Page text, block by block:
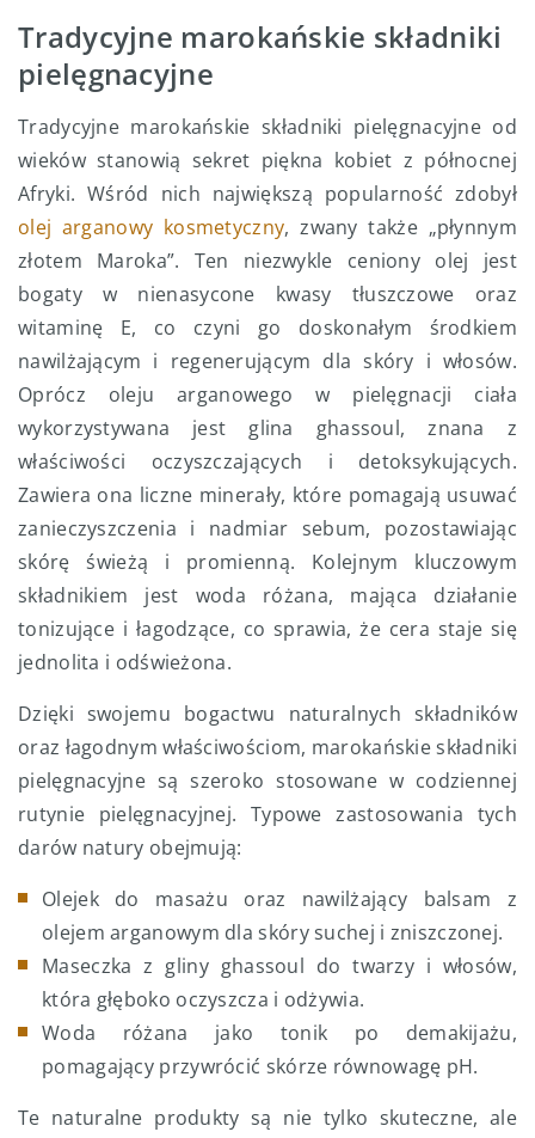
Tradycyjne marokańskie składniki
pielęgnacyjne
Tradycyjne marokańskie składniki pielęgnacyjne od
wieków stanowią sekret piękna kobiet z północnej
Afryki. Wśród nich największą popularność zdobył
olej arganowy kosmetyczny, zwany także „płynnym
złotem Maroka”. Ten niezwykle ceniony olej jest
bogaty w nienasycone kwasy tłuszczowe oraz
witaminę E, co czyni go doskonałym środkiem
nawilżającym i regenerującym dla skóry i włosów.
Oprócz oleju arganowego w pielęgnacji ciała
wykorzystywana jest glina ghassoul, znana z
właściwości oczyszczających i detoksykujących.
Zawiera ona liczne minerały, które pomagają usuwać
zanieczyszczenia i nadmiar sebum, pozostawiając
skórę świeżą i promienną. Kolejnym kluczowym
składnikiem jest woda różana, mająca działanie
tonizujące i łagodzące, co sprawia, że cera staje się
jednolita i odświeżona.
Dzięki swojemu bogactwu naturalnych składników
oraz łagodnym właściwościom, marokańskie składniki
pielęgnacyjne są szeroko stosowane w codziennej
rutynie pielęgnacyjnej. Typowe zastosowania tych
darów natury obejmują:
Olejek do masażu oraz nawilżający balsam z
olejem arganowym dla skóry suchej i zniszczonej.
Maseczka z gliny ghassoul do twarzy i włosów,
która głęboko oczyszcza i odżywia.
Woda różana jako tonik po demakijażu,
pomagający przywrócić skórze równowagę pH.
Te naturalne produkty są nie tylko skuteczne, ale